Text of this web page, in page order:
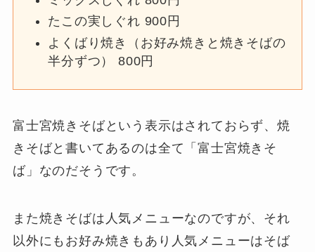
たこの実しぐれ 900円
よくばり焼き（お好み焼きと焼きそばの
半分ずつ） 800円
富士宮焼きそばという表示はされておらず、焼
きそばと書いてあるのは全て「富士宮焼きそ
ば」なのだそうです。
また焼きそばは人気メニューなのですが、それ
以外にもお好み焼きもあり人気メニューはそば